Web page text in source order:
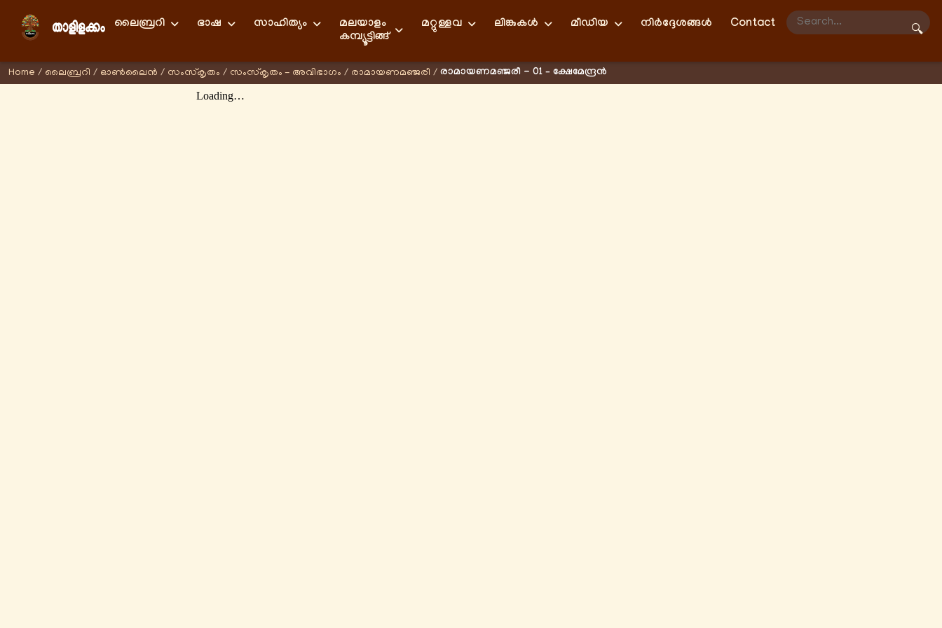
ലൈബ്രറി ഭാഷ സാഹിത്യം
മലയാളം
കമ്പ്യൂട്ടിങ്ങ്
മറ്റുള്ളവ ലിങ്കുകള്‍ മീഡിയ നിർദ്ദേശങ്ങൾ Contact
🔍
Home / ലൈബ്രറി / ഓണ്‍ലൈന്‍ / സംസ്കൃതം / സംസ്കൃതം - അവിഭാഗം / രാമായണമഞ്ജരീ / രാമായണമഞ്ജരീ - 01 – ക്ഷേമേന്ദ്രന്‍